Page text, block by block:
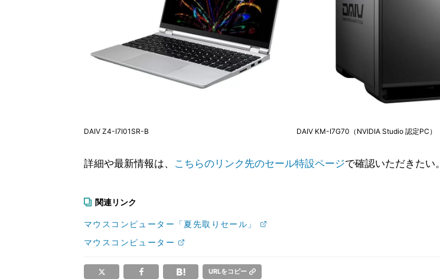
DAIV Z4-I7I01SR-B DAIV KM-I7G70（NVIDIA Studio 認定PC）
詳細や最新情報は、 こちらのリンク先のセール特設ページで確認いただきたい。
関連リンク
マウスコンピューター「夏先取りセール」
マウスコンピューター
URLをコピー